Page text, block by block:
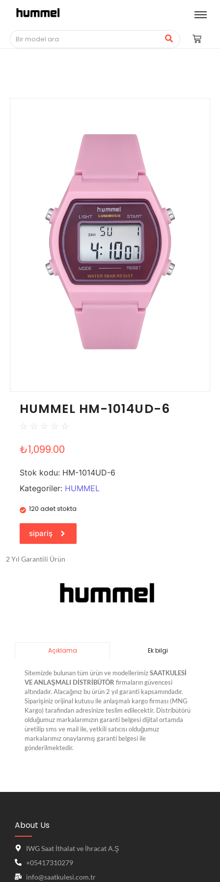
HUMMEL HM-1014UD-6
☆ ☆ ☆ ☆ ☆
₺1,099.00
Stok kodu: HM-1014UD-6
Kategoriler: HUMMEL
120 adet stokta
sipariş
2 Yıl Garantili Ürün
Açıklama Ek bilgi
Sitemizde bulunan tüm ürün ve modellerimizSAATKULESİ
VE ANLAŞMALI DİSTRİBÜTÖR firmaların güvencesi
altındadır. Alacağınız bu ürün 2 yıl garanti kapsamındadır.
Siparişiniz orijinal kutusu ile anlaşmalı kargo firması (MNG
Kargo) tarafından adresinize teslim edilecektir. Distribütörü
olduğumuz markalarımızın garanti belgesi dijital ortamda
üretilip sms ve mail ile, yetkili satıcısı olduğumuz
markalarımız onaylanmış garanti belgesi ile
gönderilmektedir.
About Us
IWG Saat İthalat ve İhracat A.Ş
+05417310279
info@saatkulesi.com.tr